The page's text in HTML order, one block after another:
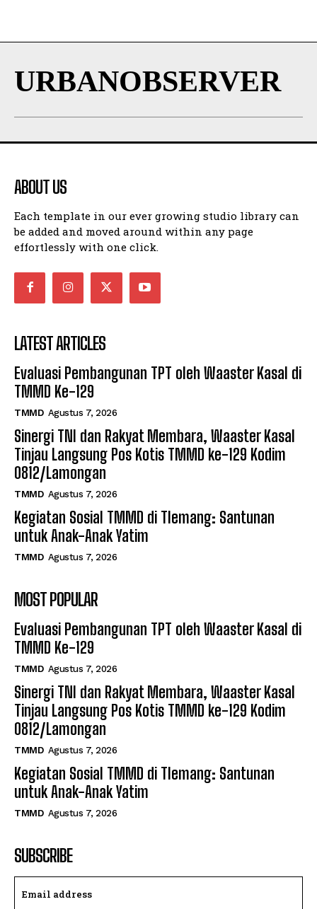
URBANOBSERVER
ABOUT US
Each template in our ever growing studio library can
be added and moved around within any page
effortlessly with one click.
LATEST ARTICLES
Evaluasi Pembangunan TPT oleh Waaster Kasal di
TMMD Ke-129
TMMD Agustus 7, 2026
Sinergi TNI dan Rakyat Membara, Waaster Kasal
Tinjau Langsung Pos Kotis TMMD ke-129 Kodim
0812/Lamongan
TMMD Agustus 7, 2026
Kegiatan Sosial TMMD di Tlemang: Santunan
untuk Anak-Anak Yatim
TMMD Agustus 7, 2026
MOST POPULAR
Evaluasi Pembangunan TPT oleh Waaster Kasal di
TMMD Ke-129
TMMD Agustus 7, 2026
Sinergi TNI dan Rakyat Membara, Waaster Kasal
Tinjau Langsung Pos Kotis TMMD ke-129 Kodim
0812/Lamongan
TMMD Agustus 7, 2026
Kegiatan Sosial TMMD di Tlemang: Santunan
untuk Anak-Anak Yatim
TMMD Agustus 7, 2026
SUBSCRIBE